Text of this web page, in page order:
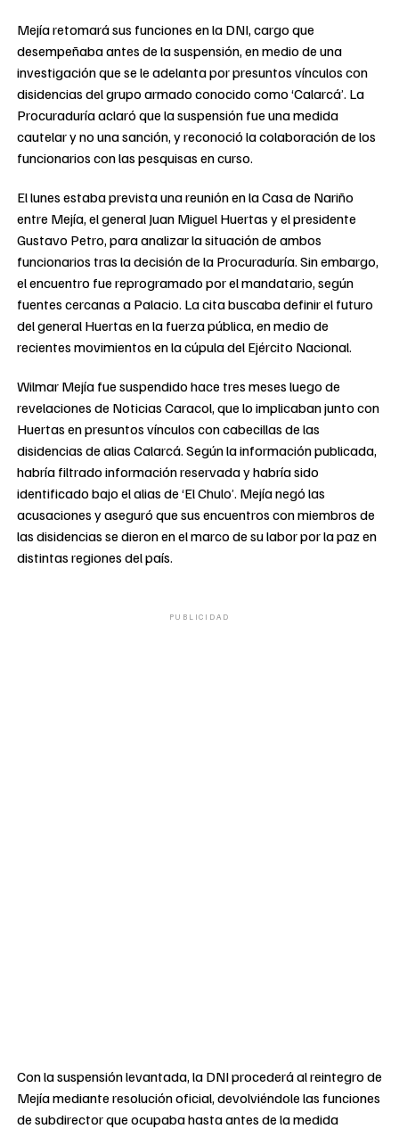
Mejía retomará sus funciones en la DNI, cargo que
desempeñaba antes de la suspensión, en medio de una
investigación que se le adelanta por presuntos vínculos con
disidencias del grupo armado conocido como ‘Calarcá’. La
Procuraduría aclaró que la suspensión fue una medida
cautelar y no una sanción, y reconoció la colaboración de los
funcionarios con las pesquisas en curso.
El lunes estaba prevista una reunión en la Casa de Nariño
entre Mejía, el general Juan Miguel Huertas y el presidente
Gustavo Petro, para analizar la situación de ambos
funcionarios tras la decisión de la Procuraduría. Sin embargo,
el encuentro fue reprogramado por el mandatario, según
fuentes cercanas a Palacio. La cita buscaba definir el futuro
del general Huertas en la fuerza pública, en medio de
recientes movimientos en la cúpula del Ejército Nacional.
Wilmar Mejía fue suspendido hace tres meses luego de
revelaciones de Noticias Caracol, que lo implicaban junto con
Huertas en presuntos vínculos con cabecillas de las
disidencias de alias Calarcá. Según la información publicada,
habría filtrado información reservada y habría sido
identificado bajo el alias de ‘El Chulo’. Mejía negó las
acusaciones y aseguró que sus encuentros con miembros de
las disidencias se dieron en el marco de su labor por la paz en
distintas regiones del país.
PUBLICIDAD
Con la suspensión levantada, la DNI procederá al reintegro de
Mejía mediante resolución oficial, devolviéndole las funciones
de subdirector que ocupaba hasta antes de la medida